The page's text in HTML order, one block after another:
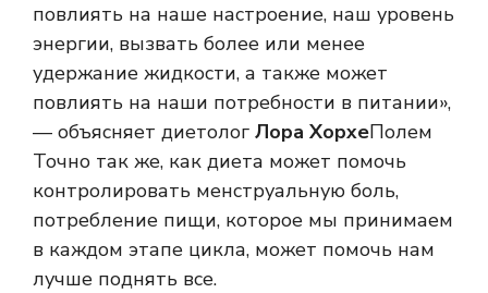
повлиять на наше настроение, наш уровень
энергии, вызвать более или менее
удержание жидкости, а также может
повлиять на наши потребности в питании»,
— объясняет диетолог Лора ХорхеПолем
Точно так же, как диета может помочь
контролировать менструальную боль,
потребление пищи, которое мы принимаем
в каждом этапе цикла, может помочь нам
лучше поднять все.